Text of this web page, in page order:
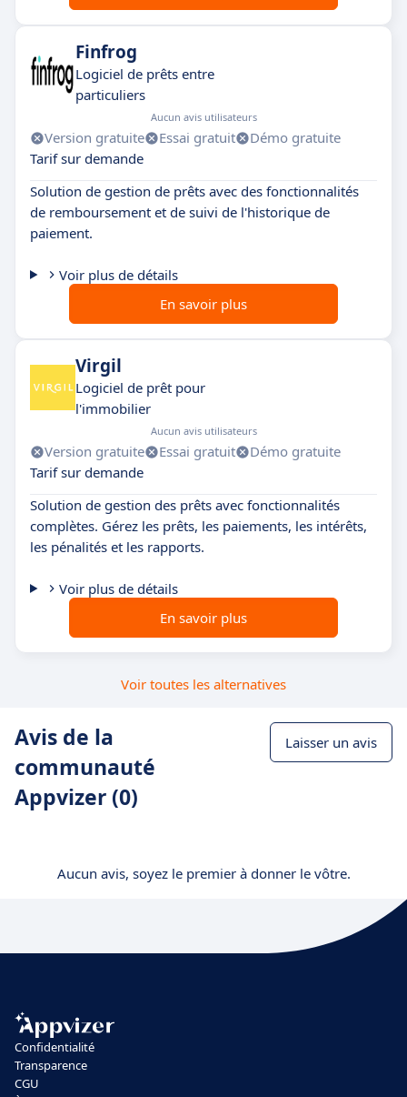
Finfrog
Logiciel de prêts entre
particuliers
Aucun avis utilisateurs
Version gratuite Essai gratuit
Démo gratuite
Tarif sur demande
Solution de gestion de prêts avec des fonctionnalités
de remboursement et de suivi de l'historique de
paiement.
Voir plus de détails
En savoir plus
Virgil
Logiciel de prêt pour
l'immobilier
Aucun avis utilisateurs
Version gratuite Essai gratuit
Démo gratuite
Tarif sur demande
Solution de gestion des prêts avec fonctionnalités
complètes. Gérez les prêts, les paiements, les intérêts,
les pénalités et les rapports.
Voir plus de détails
En savoir plus
Voir toutes les alternatives
Avis de la
communauté
Appvizer (0)
Laisser un avis
Aucun avis, soyez le premier à donner le vôtre.
Confidentialité
Transparence
CGU